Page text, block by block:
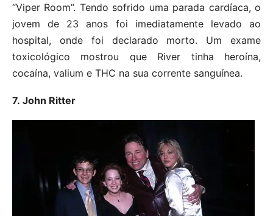
“Viper Room”. Tendo sofrido uma parada cardíaca, o
jovem de 23 anos foi imediatamente levado ao
hospital, onde foi declarado morto. Um exame
toxicológico mostrou que River tinha heroína,
cocaína, valium e THC na sua corrente sanguínea.
7. John Ritter